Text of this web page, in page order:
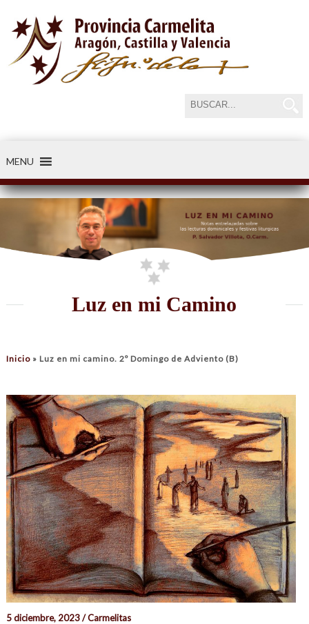
MENU
-----34
Luz en mi Camino
Inicio» Luz en mi camino. 2º Domingo de Adviento (B)
5 diciembre, 2023 / Carmelitas